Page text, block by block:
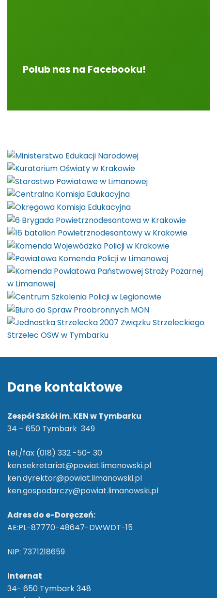
Polub nas na Facebooku!
Dane kontaktowe
Zespół Szkół im. KEN w Tymbarku
34 – 650 Tymbark 349
tel./fax (018) 332 -50- 30
ken.sekretariat@powiat.limanowski.pl
ken.dyrektor@powiat.limanowski.pl
ken.gospodarczy@powiat.limanowski.pl
Adres do e-Doręczeń:
AE:PL-87770-48647-DWWDT-15
NIP: 7371218659
Internat
34- 650 Tymbark 348